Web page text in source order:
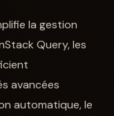
la gestion
Query, les
avancées
automatique, le